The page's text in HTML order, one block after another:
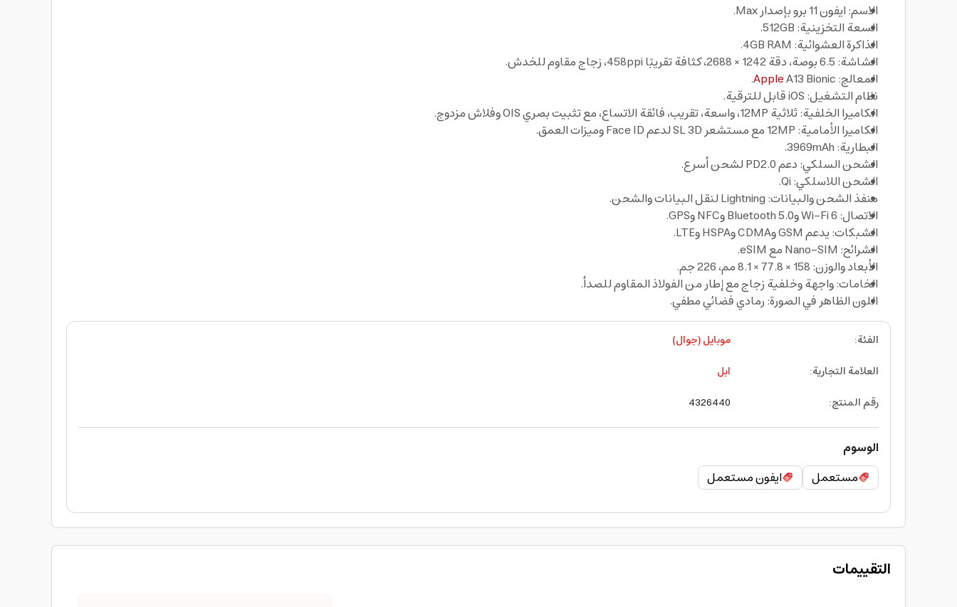
الاسم: ايفون 11 برو بإصدار Max.
السعة التخزينية: 512GB.
الذاكرة العشوائية: 4GB RAM.
الشاشة: 6.5 بوصة، دقة 1242 × 2688، كثافة تقريبًا 458ppi، زجاج مقاوم للخدش.
المعالج:
AppleA13 Bionic.
نظام التشغيل: iOS قابل للترقية.
الكاميرا الخلفية: ثلاثية 12MP، واسعة، تقريب، فائقة الاتساع، مع تثبيت بصري OIS وفلاش مزدوج.
الكاميرا الأمامية: 12MP مع مستشعر SL 3D لدعم Face ID وميزات العمق.
البطارية: 3969mAh.
الشحن السلكي: دعم PD2.0 لشحن أسرع.
الشحن اللاسلكي: Qi.
منفذ الشحن والبيانات: Lightning لنقل البيانات والشحن.
الاتصال: Wi‑Fi 6 وBluetooth 5.0 وNFC وGPS.
الشبكات: يدعم GSM وCDMA وHSPA وLTE.
الشرائح: Nano‑SIM مع eSIM.
الأبعاد والوزن: 158 × 77.8 × 8.1 مم، 226 جم.
الخامات: واجهة وخلفية زجاج مع إطار من الفولاذ المقاوم للصدأ.
اللون الظاهر في الصورة: رمادي فضائي مطفي.
الفئة:
موبايل (جوال)
العلامة التجارية:
ابل
رقم المنتج:
4326440
الوسوم
مستعمل
ايفون مستعمل
التقييمات